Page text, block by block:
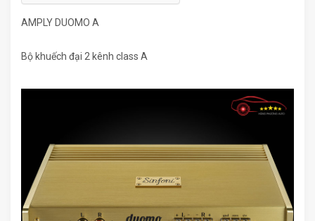
AMPLY DUOMO A
Bộ khuếch đại 2 kênh class A